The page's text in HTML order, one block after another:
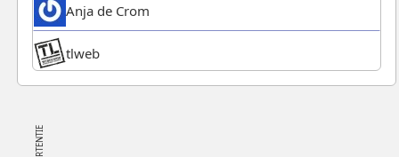
Anja de Crom
tlweb